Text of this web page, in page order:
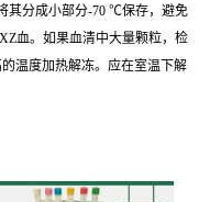
其分成小部分-70 ℃保存，避免
血。如果血清中大量颗粒，检
温度加热解冻。应在室温下解